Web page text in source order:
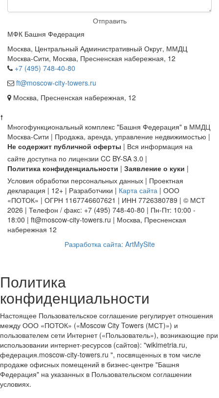
Отправить
МФК Башня Федерация
Москва, Центральный Административный Округ, ММДЦ
Москва-Сити, Москва, Пресненская набережная, 12
+7 (495) 748-40-80
ft@moscow-city-towers.ru
Москва, Пресненская набережная, 12
🠕
Многофункциональный комплекс "Башня Федерация" в ММДЦ
Москва-Сити | Продажа, аренда, управление недвижимостью |
Не содержит публичной оферты | Вся информация на
сайте доступна по лицензии CC BY-SA 3.0 |
Политика конфиденциальности | Заявление о куки |
Условия обработки персональных данных | Проектная
декларация | 12+ | Разработчики | Карта сайта | ООО
«ПОТОК» | ОГРН 1167746607621 | ИНН 7726380789 | © МСТ
2026 | Телефон / факс: +7 (495) 748-40-80 | Пн-Пт: 10:00 -
18:00 | ft@moscow-city-towers.ru | Москва, Пресненская
набережная 12
Разработка сайта: ArtMySite
Политика
конфиденциальности
Настоящее Пользовательское соглашение регулирует отношения
между ООО «ПОТОК» («Moscow City Towers (МСТ)») и
пользователем сети Интернет («Пользователь»), возникающие при
использовании интернет-ресурсов (сайтов): "wikimetria.ru,
федерация.moscow-city-towers.ru ", посвященных в том числе
продаже офисных помещений в бизнес-центре "Башня
Федерация" на указанных в Пользовательском соглашении
условиях.